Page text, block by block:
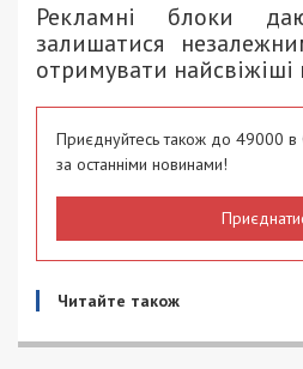
Рекламні блоки
залишатися
отримувати
Приєднуйтесь також до 49000 в
за останніми новинами!
Читайте також